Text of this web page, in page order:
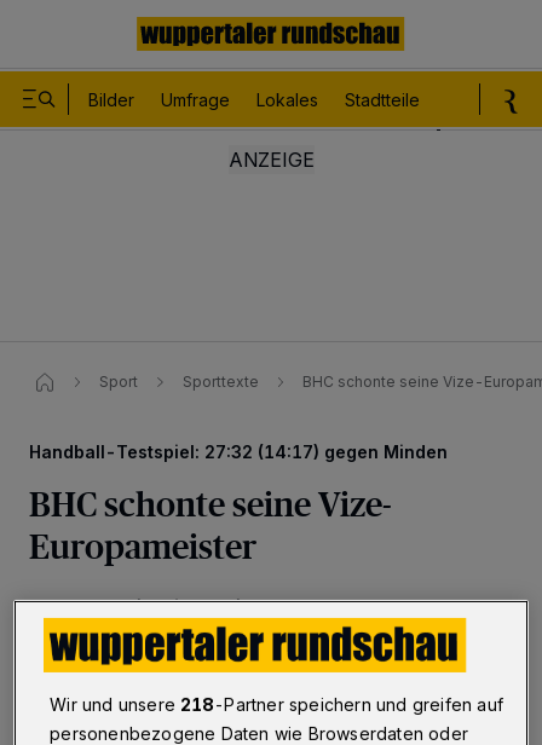
Bilder Umfrage Lokales Stadtteile
Sport Sporttexte BHC schonte seine Vize-
Handball-Testspiel: 27:32 (14:17) gegen Minden
BHC schonte seine Vize-
Europameister
Wuppertal / Solingen / Stadthagen·Der Handball-
Zweitligist Bergischer HC hat sein letztes Testspiel vor
dem Start in die Restrunde verloren. Das Team von
Trainer Sebastian Hinze unterlag am
Sonntagnachmittag (4. Februar 2018) in Stadthagen
dem Bundesligisten GWD Minden mit 27:32 (14:17).
Wir und unsere 218-Partner speichern und greifen auf
personenbezogene Daten wie Browserdaten oder